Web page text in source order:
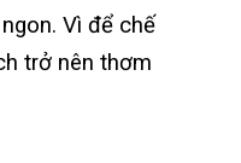
Vì để chế
trở nên thơm